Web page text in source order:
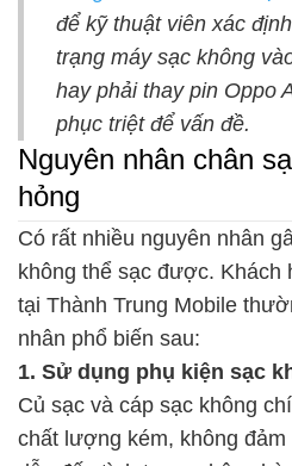
để kỹ thuật viên xác
trạng máy sạc không
hay phải thay pin Oppo
phục triệt để vấn đề.
Nguyên nhân chân
hỏng
Có rất nhiều nguyên nhân
không thể sạc được. Khách
tại Thành Trung Mobile
nhân phổ biến sau:
1. Sử dụng phụ kiện sạc
Củ sạc và cáp sạc không
chất lượng kém, không